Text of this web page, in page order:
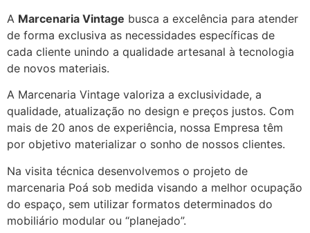
A Marcenaria Vintage busca a excelência para atender
de forma exclusiva as necessidades específicas de
cada cliente unindo a qualidade artesanal à tecnologia
de novos materiais.
A Marcenaria Vintage valoriza a exclusividade, a
qualidade, atualização no design e preços justos. Com
mais de 20 anos de experiência, nossa Empresa têm
por objetivo materializar o sonho de nossos clientes.
Na visita técnica desenvolvemos o projeto de
marcenaria Poá sob medida visando a melhor ocupação
do espaço, sem utilizar formatos determinados do
mobiliário modular ou “planejado”.